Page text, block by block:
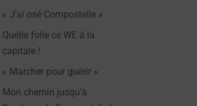
« J’ai osé Compostelle »
Quelle folie ce WE à la
capitale !
« Marcher pour guérir »
Mon chemin jusqu’à